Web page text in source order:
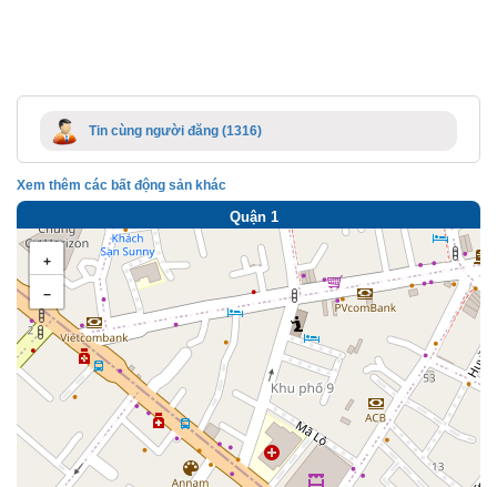
Tin cùng người đăng (1316)
Xem thêm các bất động sản khác
Quận 1
+
−